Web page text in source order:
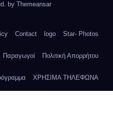
by Themeansar
Contact logo Star- Photos
Παραγωγοί Πολιτική Απορρήτου
ΧΡΗΣΙΜΑ ΤΗΛΕΦΩΝΑ